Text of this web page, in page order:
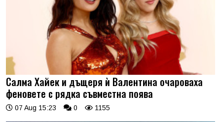
Салма Хайек и дъщеря ѝ Валентина очароваха
феновете с рядка съвместна поява
07 Aug 15:23 0 1155